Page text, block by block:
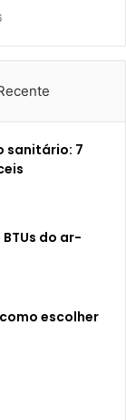
sanitário: 7
do ar-
escolher